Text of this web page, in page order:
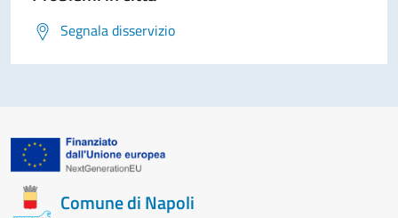
Segnala disservizio
Comune di Napoli